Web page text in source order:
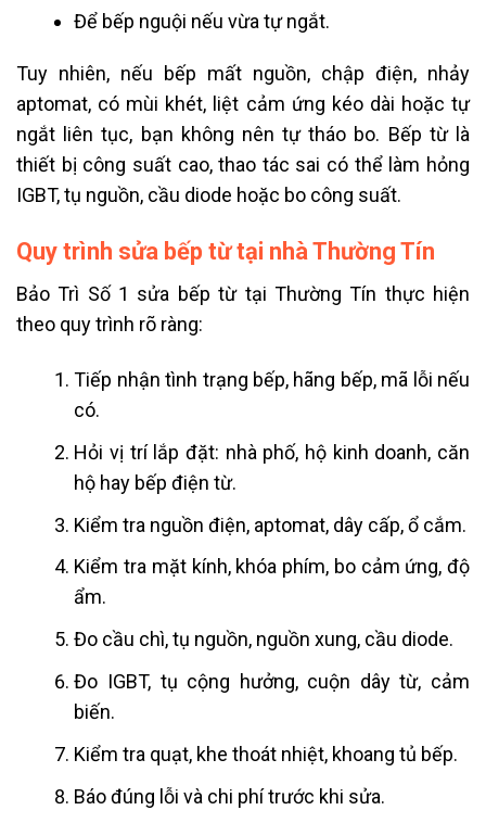
Để bếp nguội nếu vừa tự ngắt.
Tuy nhiên, nếu bếp mất nguồn, chập điện, nhảy
aptomat, có mùi khét, liệt cảm ứng kéo dài hoặc tự
ngắt liên tục, bạn không nên tự tháo bo. Bếp từ là
thiết bị công suất cao, thao tác sai có thể làm hỏng
IGBT, tụ nguồn, cầu diode hoặc bo công suất.
Quy trình sửa bếp từ tại nhà Thường Tín
Bảo Trì Số 1 sửa bếp từ tại Thường Tín thực hiện
theo quy trình rõ ràng:
Tiếp nhận tình trạng bếp, hãng bếp, mã lỗi nếu
có.
Hỏi vị trí lắp đặt: nhà phố, hộ kinh doanh, căn
hộ hay bếp điện từ.
Kiểm tra nguồn điện, aptomat, dây cấp, ổ cắm.
Kiểm tra mặt kính, khóa phím, bo cảm ứng, độ
ẩm.
Đo cầu chì, tụ nguồn, nguồn xung, cầu diode.
Đo IGBT, tụ cộng hưởng, cuộn dây từ, cảm
biến.
Kiểm tra quạt, khe thoát nhiệt, khoang tủ bếp.
Báo đúng lỗi và chi phí trước khi sửa.